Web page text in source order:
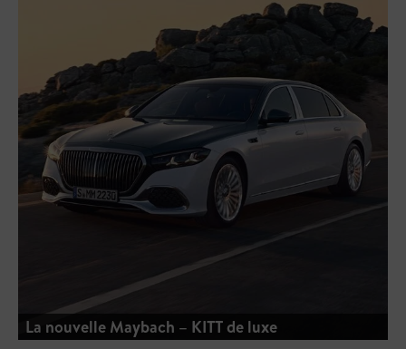
La nouvelle Maybach – KITT de luxe